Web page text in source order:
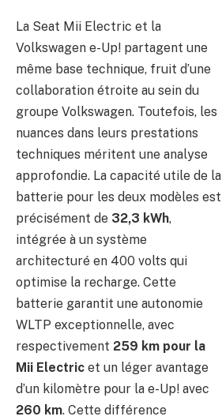
La Seat Mii Electric et la
Volkswagen e-Up! partagent une
même base technique, fruit d’une
collaboration étroite au sein du
groupe Volkswagen. Toutefois, les
nuances dans leurs prestations
techniques méritent une analyse
approfondie. La capacité utile de la
batterie pour les deux modèles est
précisément de 32,3 kWh,
intégrée à un système
architecturé en 400 volts qui
optimise la recharge. Cette
batterie garantit une autonomie
WLTP exceptionnelle, avec
respectivement 259 km pour la
Mii Electric et un léger avantage
d’un kilomètre pour la e-Up! avec
260 km. Cette différence